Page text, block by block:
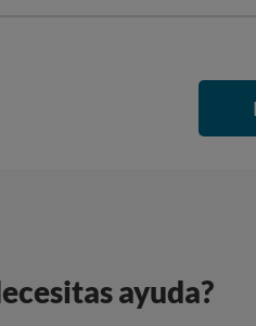
ayuda?